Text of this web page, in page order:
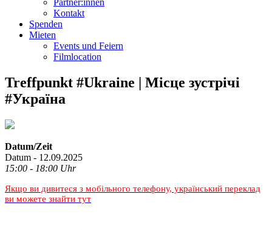
Kontakt
Spenden
Mieten
Events und Feiern
Filmlocation
Treffpunkt #Ukraine | Місце зустрічі
#Україна
Datum/Zeit
Datum - 12.09.2025
15:00 - 18:00 Uhr
Якщо ви дивитеся з мобільного телефону, український переклад
ви можете знайти тут